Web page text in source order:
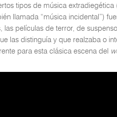
tipos de música
llamada “música incidental”)
las películas de terror, de
las distinguía y que realzaba o
para esta clásica escena del